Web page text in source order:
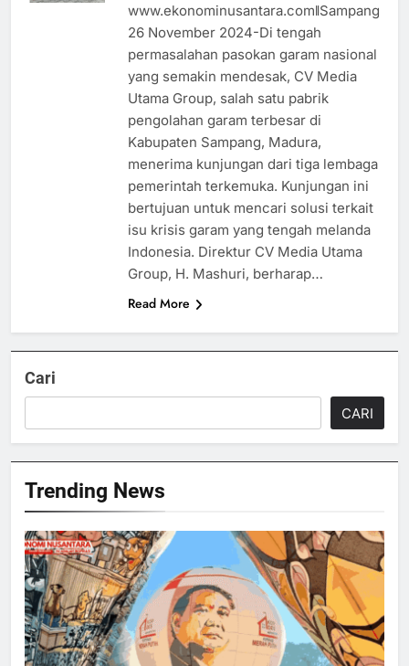
www.ekonominusantara.comǁSampang
26 November 2024-Di tengah
permasalahan pasokan garam nasional
yang semakin mendesak, CV Media
Utama Group, salah satu pabrik
pengolahan garam terbesar di
Kabupaten Sampang, Madura,
menerima kunjungan dari tiga lembaga
pemerintah terkemuka. Kunjungan ini
bertujuan untuk mencari solusi terkait
isu krisis garam yang tengah melanda
Indonesia. Direktur CV Media Utama
Group, H. Mashuri, berharap…
Read More
Cari
CARI
Trending News